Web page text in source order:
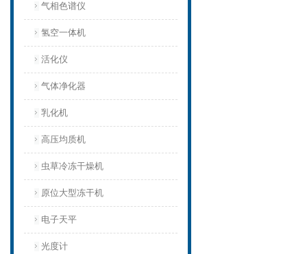
气相色谱仪
氢空一体机
活化仪
气体净化器
乳化机
高压均质机
虫草冷冻干燥机
原位大型冻干机
电子天平
光度计